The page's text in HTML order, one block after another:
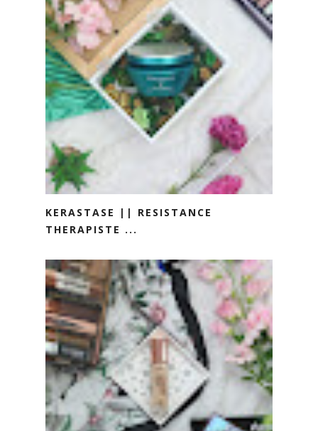
KERASTASE || RESISTANCE
THERAPISTE ...